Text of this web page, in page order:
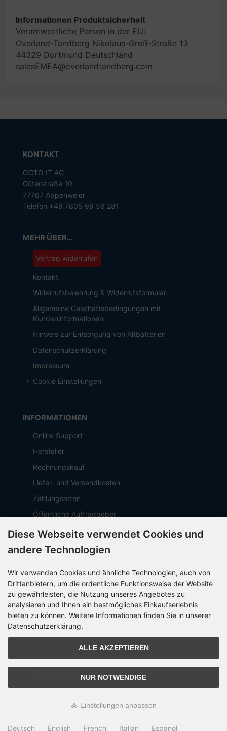
Informationen Produktsicherheit
Verantwortliche Person in der EU:
Overland-Tandberg Nikolaus-Groß-Straße 13
44329 Dortmund Deutschland
salesEMEA@overlandtandberg.com
KONTAKT
OCTO IT AG
Güterstraße 10
77767 Appenweier
Telefon +49 7805 99 56 281
MEHR ÜBER...
Vertrag widerrufen
Kontakt
Widerrufsbelehrung & Widerrufsformular
Allgemeine Geschäftsbedingungen mit
Kundeninformationen
Hinweis zur Entsorgung von Altbatterien
Datenschutzerklärung
Impressum
Cookie Einstellungen
INFORMATIONEN
Online Support
Hersteller
Rechnungskauf
Liefer- und Versandkosten
Zahlungsarten
Öffentliche Auftraggeber
Geschäftskunden
Beschaffungsplattform
Über OCTO IT
Sitemap
PARTNER
Alle Preise inkl. gesetzl. MwSt. zzgl.Versandkosten
Diese Webseite verwendet Cookies und
andere Technologien
Wir verwenden Cookies und ähnliche Technologien, auch von
Drittanbietern, um die ordentliche Funktionsweise der Website
zu gewährleisten, die Nutzung unseres Angebotes zu
analysieren und Ihnen ein bestmögliches Einkaufserlebnis
bieten zu können. Weitere Informationen finden Sie in unserer
Datenschutzerklärung.
ALLE AKZEPTIEREN
NUR NOTWENDIGE
Einstellungen anpassen
Deutsch English French Italian Espanol